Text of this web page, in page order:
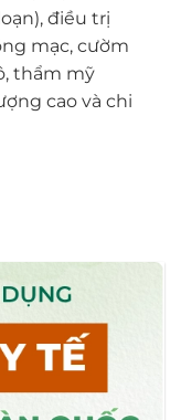
điều trị
mạc, cườm
thẩm mỹ
cao và chi